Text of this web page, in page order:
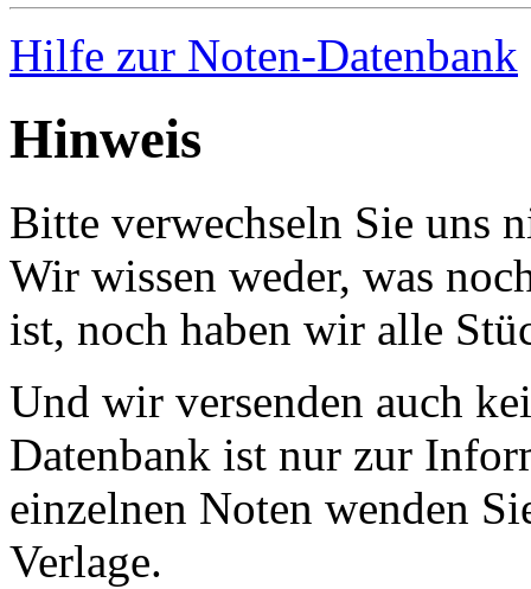
Hilfe zur Noten-Datenbank
Hinweis
Bitte verwechseln Sie uns
Wir wissen weder, was
ist, noch haben wir alle
Und wir versenden auch
Datenbank ist nur zur
einzelnen Noten wenden
Verlage.